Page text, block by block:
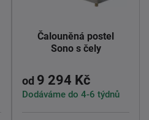
Čalouněná postel
Sono s čely
od 9 294 Kč
Dodáváme do 4-6 týdnů